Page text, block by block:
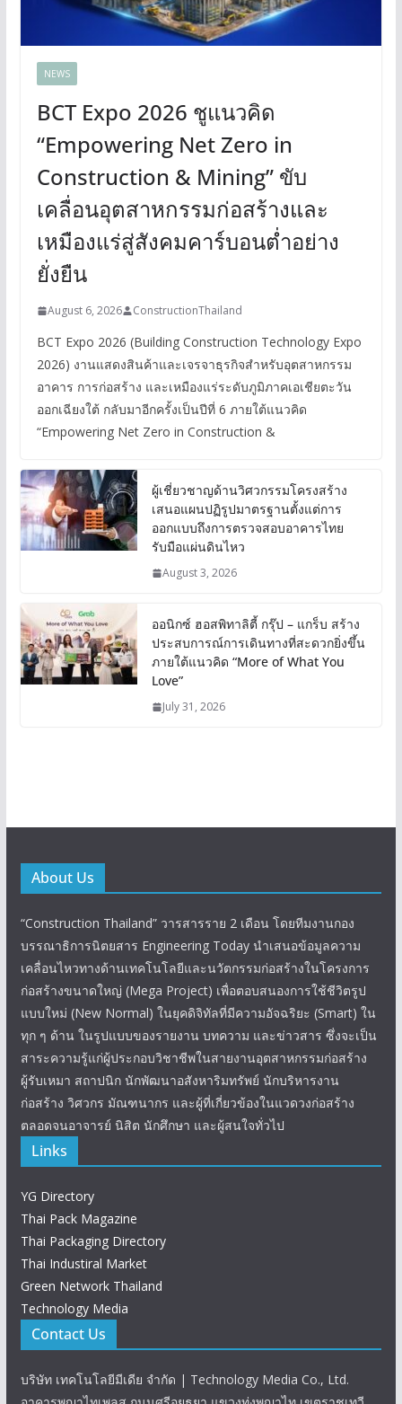
NEWS
BCT Expo 2026 ชูแนวคิด
“Empowering Net Zero in
Construction & Mining” ขับ
เคลื่อนอุตสาหกรรมก่อสร้างและ
เหมืองแร่สู่สังคมคาร์บอนต่ำอย่าง
ยั่งยืน
August 6, 2026 ConstructionThailand
BCT Expo 2026 (Building Construction Technology Expo
2026) งานแสดงสินค้าและเจรจาธุรกิจสำหรับอุตสาหกรรม
อาคาร การก่อสร้าง และเหมืองแร่ระดับภูมิภาคเอเชียตะวัน
ออกเฉียงใต้ กลับมาอีกครั้งเป็นปีที่ 6 ภายใต้แนวคิด
“Empowering Net Zero in Construction &
ผู้เชี่ยวชาญด้านวิศวกรรมโครงสร้าง
เสนอแผนปฏิรูปมาตรฐานตั้งแต่การ
ออกแบบถึงการตรวจสอบอาคารไทย
รับมือแผ่นดินไหว
August 3, 2026
ออนิกซ์ ฮอสพิทาลิตี้ กรุ๊ป – แกร็บ สร้าง
ประสบการณ์การเดินทางที่สะดวกยิ่งขึ้น
ภายใต้แนวคิด “More of What You
Love”
July 31, 2026
About Us
“Construction Thailand” วารสารราย 2 เดือน โดยทีมงานกอง
บรรณาธิการนิตยสาร Engineering Today นำเสนอข้อมูลความ
เคลื่อนไหวทางด้านเทคโนโลยีและนวัตกรรมก่อสร้างในโครงการ
ก่อสร้างขนาดใหญ่ (Mega Project) เพื่อตอบสนองการใช้ชีวิตรูป
แบบใหม่ (New Normal) ในยุคดิจิทัลที่มีความอัจฉริยะ (Smart) ใน
ทุก ๆ ด้าน ในรูปแบบของรายงาน บทความ และข่าวสาร ซึ่งจะเป็น
สาระความรู้แก่ผู้ประกอบวิชาชีพในสายงานอุตสาหกรรมก่อสร้าง
ผู้รับเหมา สถาปนิก นักพัฒนาอสังหาริมทรัพย์ นักบริหารงาน
ก่อสร้าง วิศวกร มัณฑนากร และผู้ที่เกี่ยวข้องในแวดวงก่อสร้าง
ตลอดจนอาจารย์ นิสิต นักศึกษา และผู้สนใจทั่วไป
Links
YG Directory
Thai Pack Magazine
Thai Packaging Directory
Thai Industiral Market
Green Network Thailand
Technology Media
Contact Us
บริษัท เทคโนโลยีมีเดีย จำกัด | Technology Media Co., Ltd.